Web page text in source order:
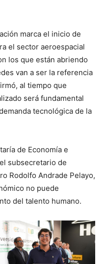
marca el inicio de
el sector aeroespacial
los que están abriendo
van a ser la referencia
al tiempo que
será fundamental
tecnológica de la
de Economía e
subsecretario de
Rodolfo Andrade Pelayo,
no puede
del talento humano.